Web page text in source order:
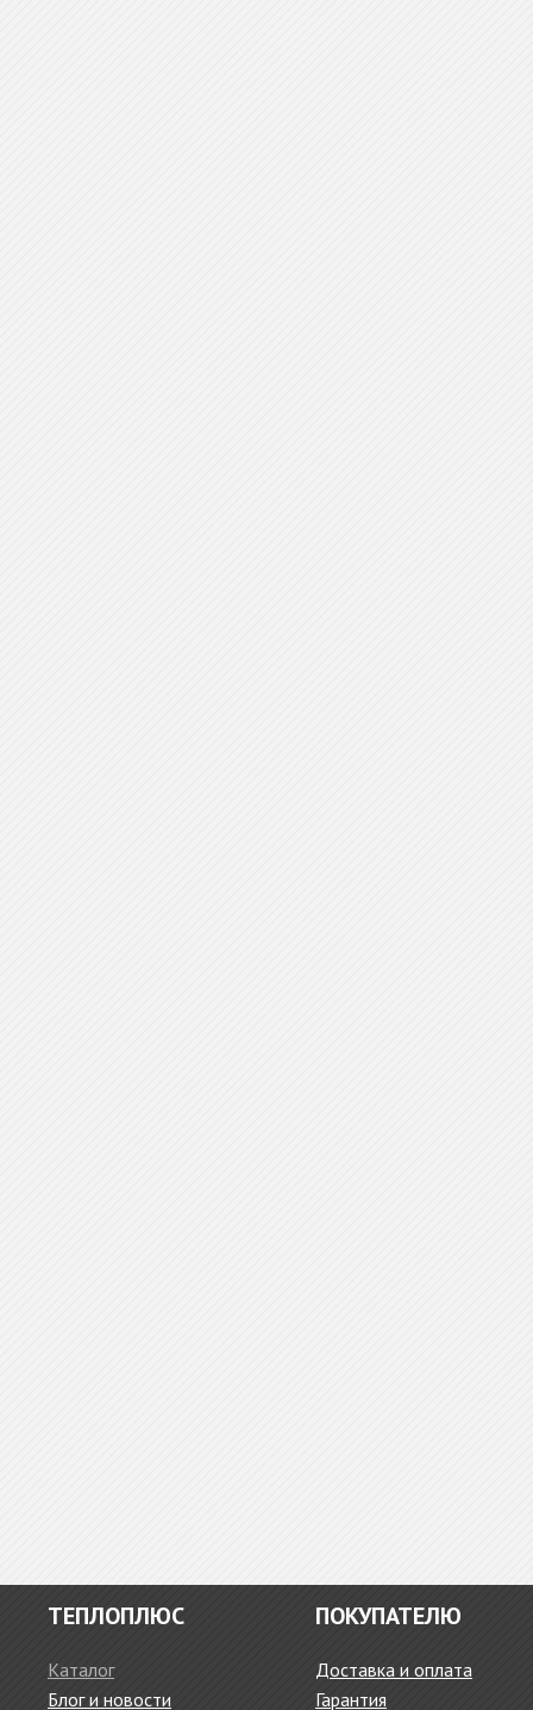
ТЕПЛОПЛЮС
Каталог
Блог и новости
ПОКУПАТЕЛЮ
Доставка и оплата
Гарантия